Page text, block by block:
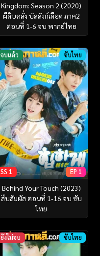
Kingdom: Season 2 (2020)
ผีดิบคลั่ง บัลลังก์เดือด ภาค2
ตอนที่ 1-6 จบ พากย์ไทย
จบแล้ว ซับไทย
SS 1 EP 1
Behind Your Touch (2023)
สืบสัมผัส ตอนที่ 1-16 จบ ซับ
ไทย
ยังไม่จบ ซับไทย